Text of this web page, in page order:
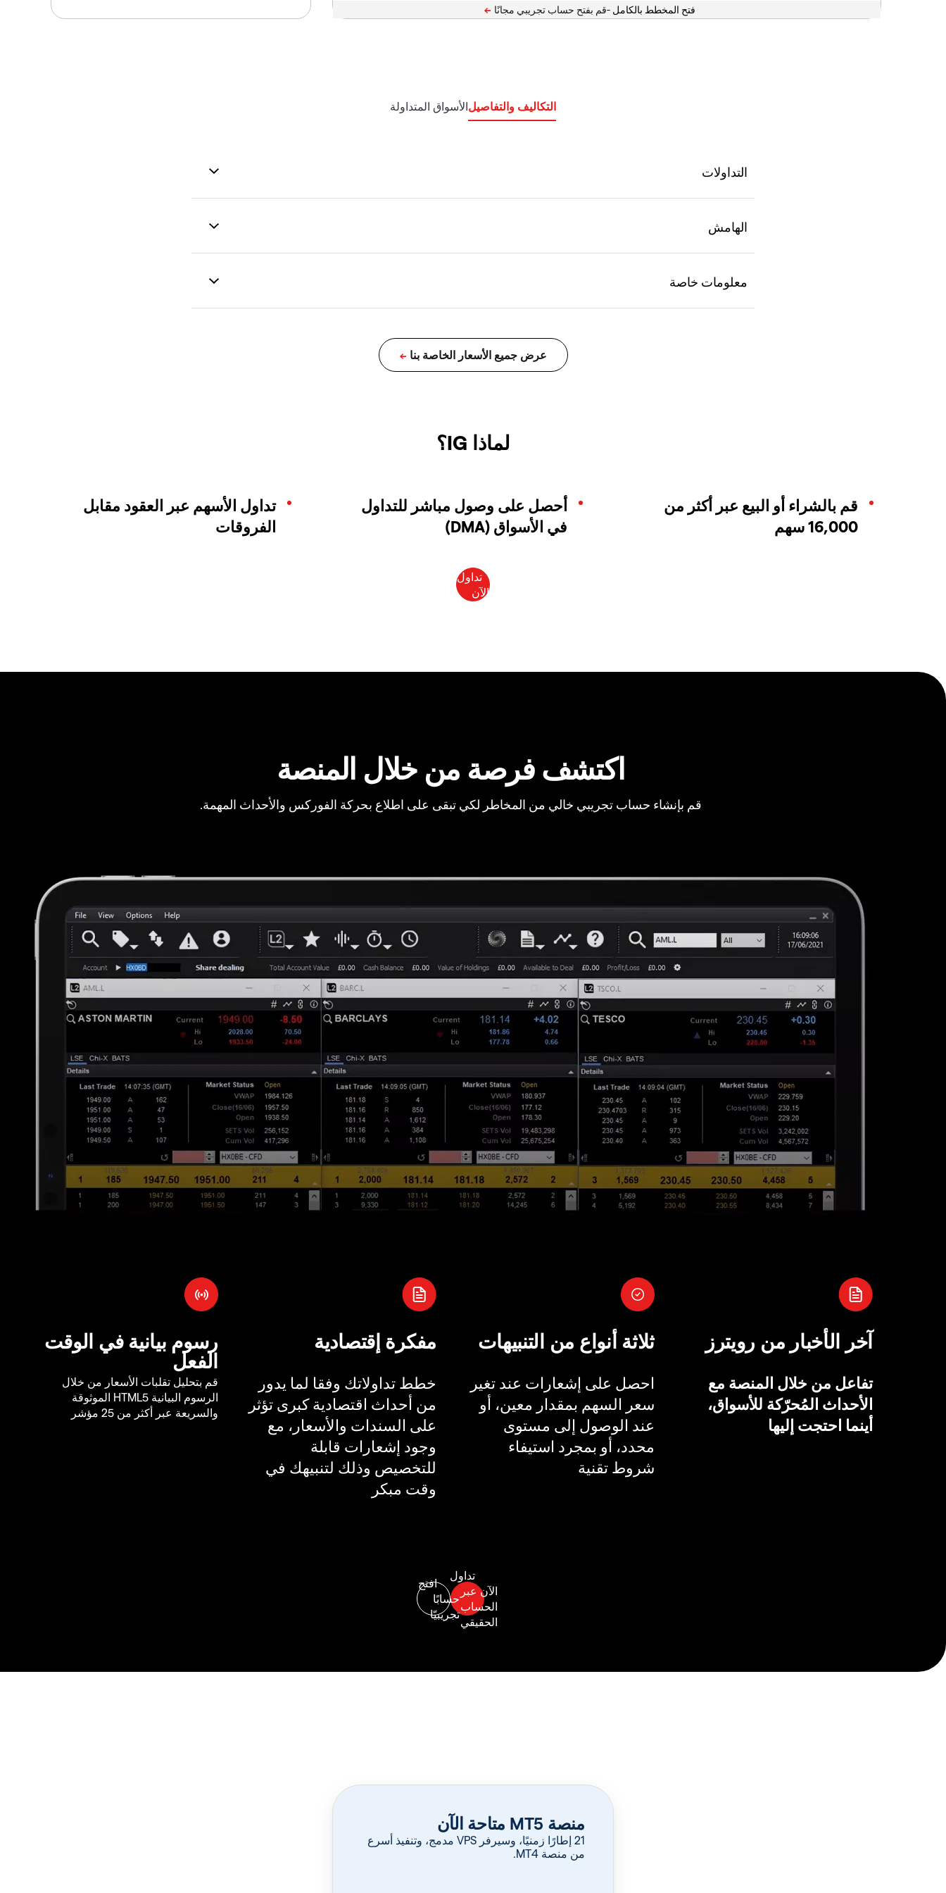
فتح المخطط بالكامل -
التكاليف والتفاصيلالأسواق المتداولة
لماذا IG؟
قم بالشراء أو البيع عبر أكثر من
16,000 سهم
أحصل على وصول مباشر للتداول
في الأسواق (DMA)
تداول الأسهم عبر العقود مقابل
الفروقات
اكتشف فرصة من خلال المنصة
قم بإنشاء حساب تجريبي خالي من المخاطر لكي تبقى على اطلاع بحركة الفوركس والأحداث المهمة.
آخر الأخبار من رويترز
تفاعل من خلال المنصة مع
الأحداث المُحرّكة للأسواق،
أينما احتجت إليها
ثلاثة أنواع من التنبيهات
احصل على إشعارات عند تغير
سعر السهم بمقدار معين، أو
عند الوصول إلى مستوى
محدد، أو بمجرد استيفاء
شروط تقنية
مفكرة إقتصادية
خطط تداولاتك وفقا لما يدور
من أحداث اقتصادية كبرى تؤثر
على السندات والأسعار، مع
وجود إشعارات قابلة
للتخصيص وذلك لتنبيهك في
وقت مبكر
رسوم بيانية في الوقت
الفعل
قم بتحليل تقلبات الأسعار من خلال
الرسوم البيانية HTML5 الموثوقة
والسريعة عبر أكثر من 25 مؤشر
منصة MT5 متاحة الآن
‏21 إطارًا زمنيًا، وسيرفر VPS مدمج، وتنفيذ أسرع
من منصة MT4.